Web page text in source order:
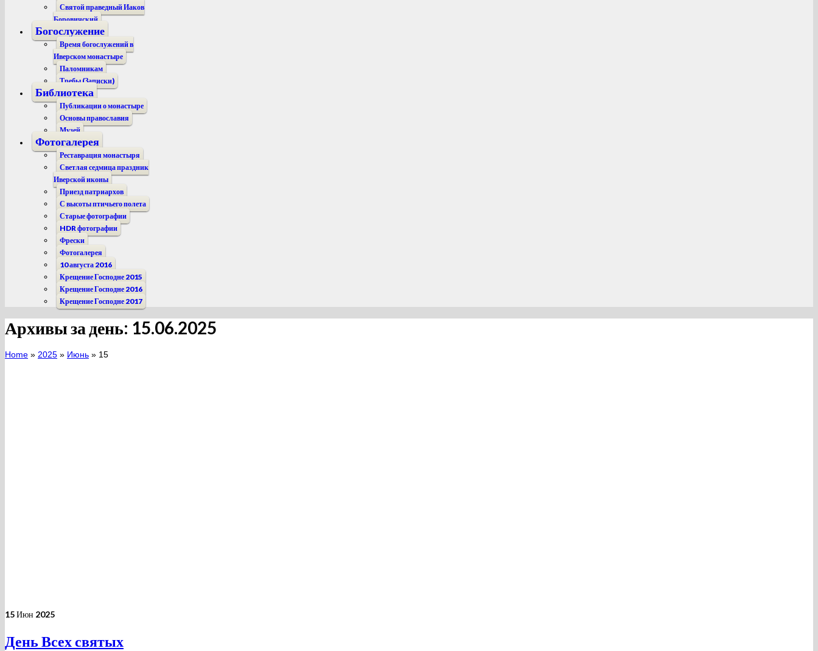
Святой праведный Иаков
Боровичский
Богослужение
Время богослужений в
Иверском монастыре
Паломникам
Требы (Записки)
Библиотека
Публикации о монастыре
Основы православия
Музей
Фотогалерея
Реставрация монастыря
Светлая седмица праздник
Иверской иконы
Приезд патриархов
С высоты птичьего полета
Старые фотографии
HDR фотографии
Фрески
Фотогалерея
10 августа 2016
Крещение Господне 2015
Крещение Господне 2016
Крещение Господне 2017
Архивы за день: 15.06.2025
Home » 2025 » Июнь » 15
15Июн 2025
День Всех святых